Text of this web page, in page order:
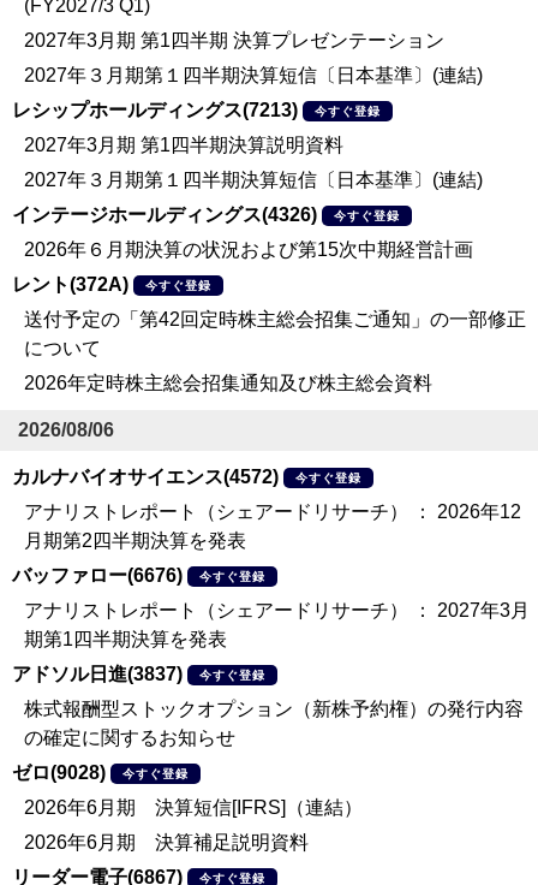
(FY2027/3 Q1)
2027年3月期 第1四半期 決算プレゼンテーション
2027年３月期第１四半期決算短信〔日本基準〕(連結)
レシップホールディングス(7213)
今すぐ登録
2027年3月期 第1四半期決算説明資料
2027年３月期第１四半期決算短信〔日本基準〕(連結)
インテージホールディングス(4326)
今すぐ登録
2026年６月期決算の状況および第15次中期経営計画
レント(372A)
今すぐ登録
送付予定の「第42回定時株主総会招集ご通知」の一部修正
について
2026年定時株主総会招集通知及び株主総会資料
2026/08/06
カルナバイオサイエンス(4572) 今すぐ登録
アナリストレポート（シェアードリサーチ） ： 2026年12
月期第2四半期決算を発表
バッファロー(6676)
今すぐ登録
アナリストレポート（シェアードリサーチ） ： 2027年3月
期第1四半期決算を発表
アドソル日進(3837)
今すぐ登録
株式報酬型ストックオプション（新株予約権）の発行内容
の確定に関するお知らせ
ゼロ(9028)
今すぐ登録
2026年6月期 決算短信[IFRS]（連結）
2026年6月期 決算補足説明資料
リーダー電子(6867)
今すぐ登録